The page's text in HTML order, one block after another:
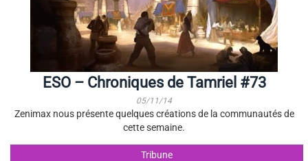
ESO – Chroniques de Tamriel #73
05/11/14
Zenimax nous présente quelques créations de la communautés de
cette semaine.
Tribune